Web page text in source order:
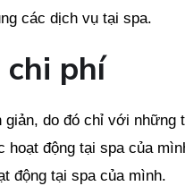
các dịch vụ tại spa.
phí
do đó chỉ với những
hoạt động tại spa của
động tại spa của mình.